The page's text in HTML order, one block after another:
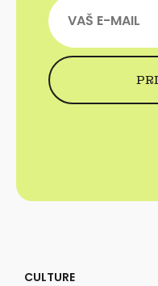
CULTURE